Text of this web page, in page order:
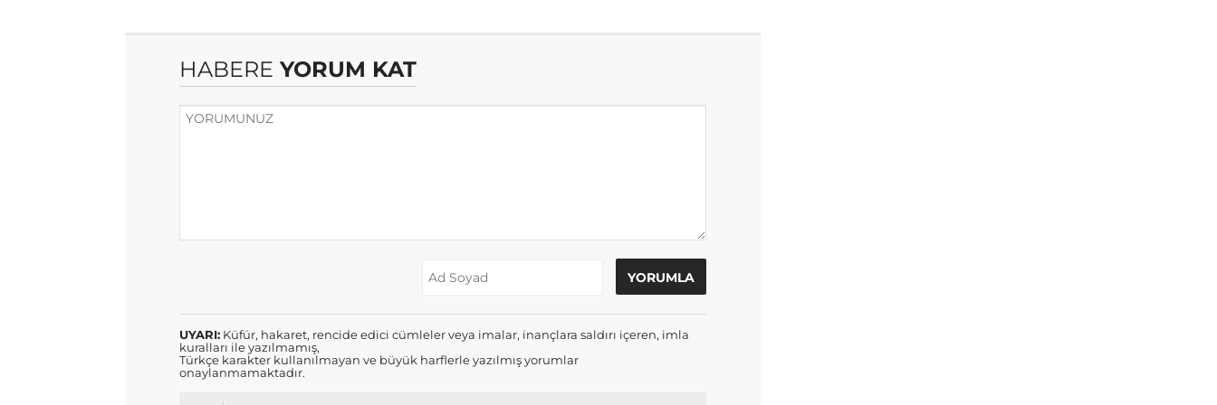
HABERE YORUM KAT
UYARI: Küfür, hakaret, rencide edici cümleler veya imalar, inançlara saldırı içeren, imla
kuralları ile yazılmamış,
Türkçe karakter kullanılmayan ve büyük harflerle yazılmış yorumlar
onaylanmamaktadır.